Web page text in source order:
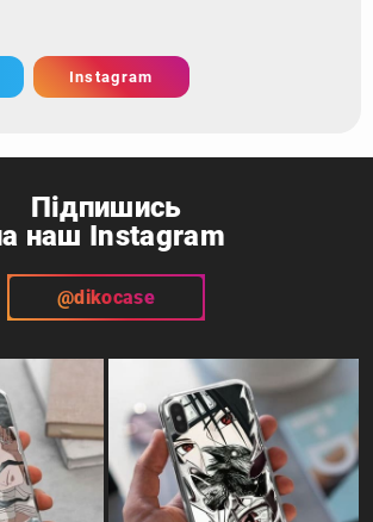
Instagram
Підпишись
наш Instagram
@dikocase